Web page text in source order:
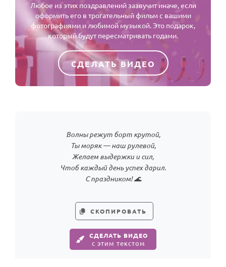
Любое из этих поздравлений зазвучит иначе, если
оформить его в трогательный фильм с вашими
фотографиями и любимой музыкой. Это подарок,
который будут пересматривать годами.
СДЕЛАТЬ ВИДЕО
Волны режут борт крутой,
Ты моряк — наш рулевой,
Желаем выдержки и сил,
Чтоб каждый день успех дарил.
С праздником! 🌊
СКОПИРОВАТЬ
СДЕЛАТЬ ВИДЕО
с этим текстом